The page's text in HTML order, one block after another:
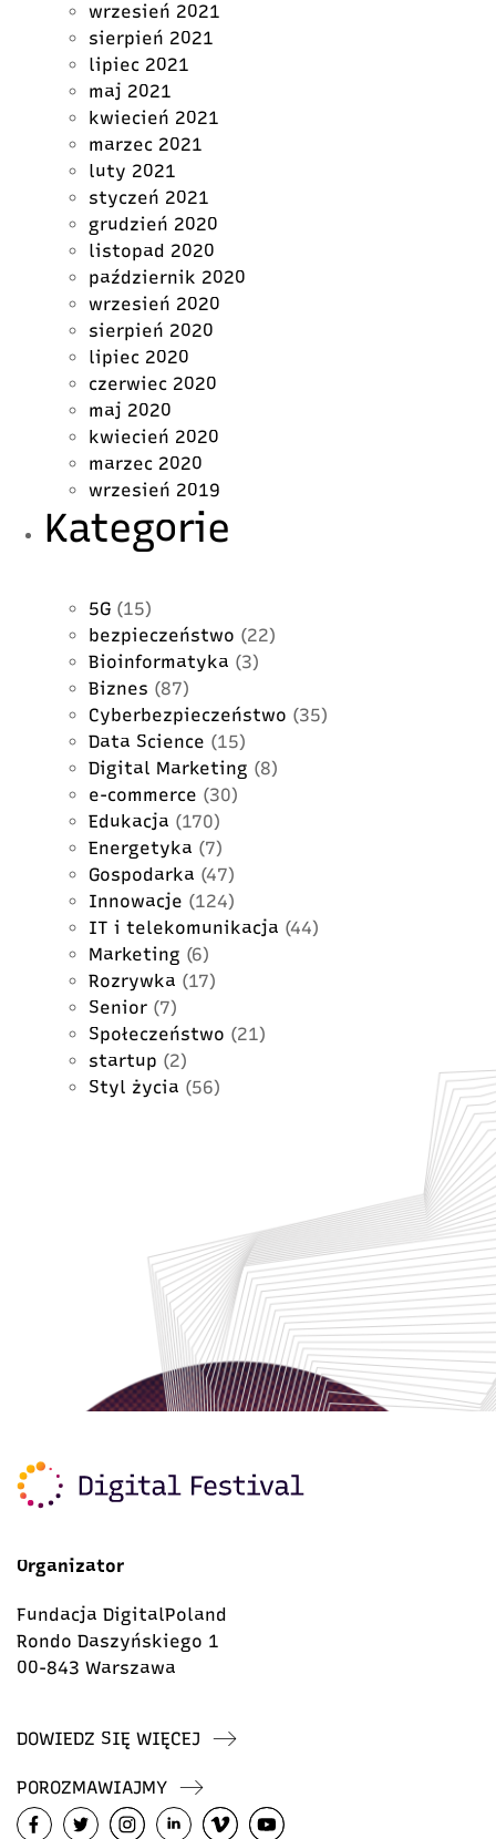
wrzesień 2021
sierpień 2021
lipiec 2021
maj 2021
kwiecień 2021
marzec 2021
luty 2021
styczeń 2021
grudzień 2020
listopad 2020
październik 2020
wrzesień 2020
sierpień 2020
lipiec 2020
czerwiec 2020
maj 2020
kwiecień 2020
marzec 2020
wrzesień 2019
Kategorie
5G (15)
bezpieczeństwo (22)
Bioinformatyka (3)
Biznes (87)
Cyberbezpieczeństwo (35)
Data Science (15)
Digital Marketing (8)
e-commerce (30)
Edukacja (170)
Energetyka (7)
Gospodarka (47)
Innowacje (124)
IT i telekomunikacja (44)
Marketing (6)
Rozrywka (17)
Senior (7)
Społeczeństwo (21)
startup (2)
Styl życia (56)
Organizator
Fundacja DigitalPoland
Rondo Daszyńskiego 1
00-843 Warszawa
DOWIEDZ SIĘ WIĘCEJ
POROZMAWIAJMY